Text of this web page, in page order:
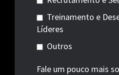
Treinamento e
Líderes
Outros
Fale um pouco mais